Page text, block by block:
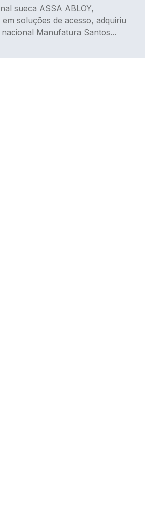
sueca ASSA ABLOY,
em soluções de acesso, adquiriu
Manufatura Santos...